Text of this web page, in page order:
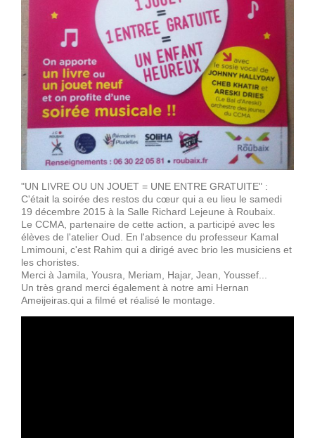
"UN LIVRE OU UN JOUET = UNE ENTRE GRATUITE" :
C'était la soirée des restos du cœur qui a eu lieu le samedi
19 décembre 2015 à la Salle Richard Lejeune à Roubaix.
Le CCMA, partenaire de cette action, a participé avec les
élèves de l'atelier Oud. En l'absence du professeur Kamal
Lmimouni, c'est Rahim qui a dirigé avec brio les musiciens et
les choristes.
Merci à Jamila, Yousra, Meriam, Hajar, Jean, Youssef...
Un très grand merci également à notre ami Hernan
Ameijeiras.qui a filmé et réalisé le montage.